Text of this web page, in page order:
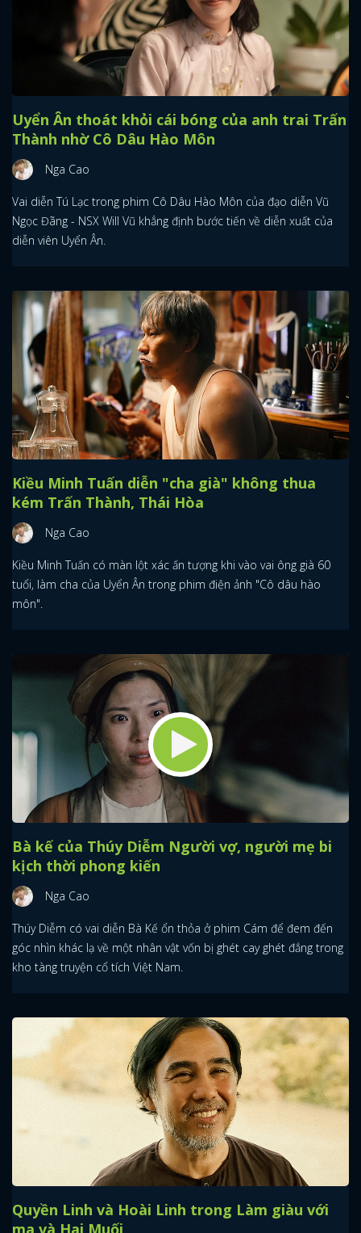
Uyển Ân thoát khỏi cái bóng của anh trai Trấn
Thành nhờ Cô Dâu Hào Môn
Nga Cao
Vai diễn Tú Lạc trong phim Cô Dâu Hào Môn của đạo diễn Vũ
Ngọc Đãng - NSX Will Vũ khẳng định bước tiến về diễn xuất của
diễn viên Uyển Ân.
Kiều Minh Tuấn diễn "cha già" không thua
kém Trấn Thành, Thái Hòa
Nga Cao
Kiều Minh Tuấn có màn lột xác ấn tượng khi vào vai ông già 60
tuổi, làm cha của Uyển Ân trong phim điện ảnh "Cô dâu hào
môn".
Bà kế của Thúy Diễm Người vợ, người mẹ bi
kịch thời phong kiến
Nga Cao
Thúy Diễm có vai diễn Bà Kế ổn thỏa ở phim Cám để đem đến
góc nhìn khác lạ về một nhân vật vốn bị ghét cay ghét đắng trong
kho tàng truyện cổ tích Việt Nam.
Quyền Linh và Hoài Linh trong Làm giàu với
ma và Hai Muối